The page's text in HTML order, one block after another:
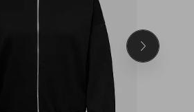
Seuraava